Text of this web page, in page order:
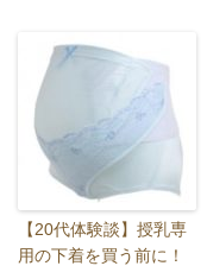
【20代体験談】授乳専
用の下着を買う前に！